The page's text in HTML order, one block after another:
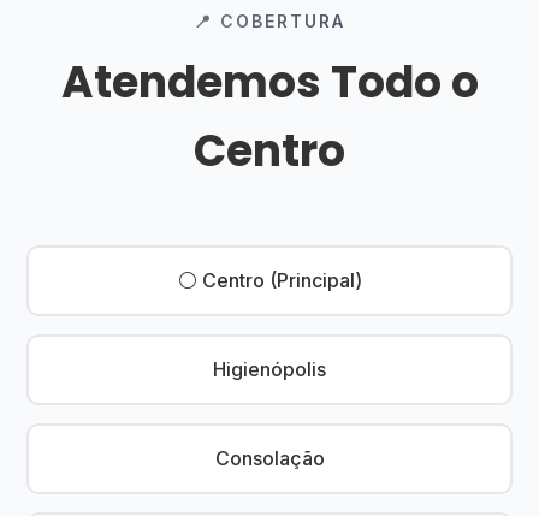
📍 COBERTURA
Atendemos Todo o
Centro
⚪ Centro (Principal)
Higienópolis
Consolação